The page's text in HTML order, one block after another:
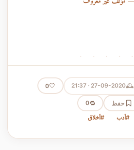
· · · · ·
🕰️
27-09-2020 · 21:37
🤍
0
حفظ 🔁
0
#أدب
#أخلاق